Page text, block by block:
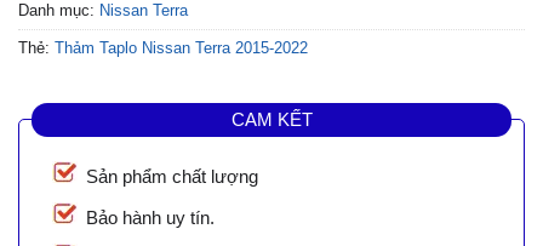
Danh mục: Nissan Terra
Thẻ: Thảm Taplo Nissan Terra 2015-2022
CAM KẾT
Sản phẩm chất lượng
Bảo hành uy tín.